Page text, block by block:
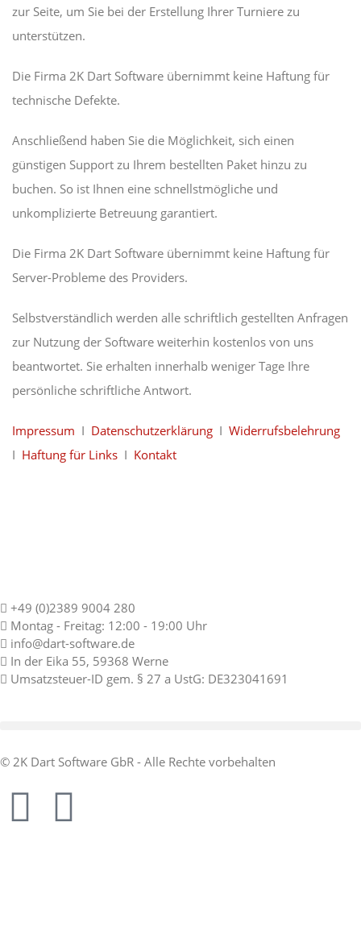
zur Seite, um Sie bei der Erstellung Ihrer Turniere zu
unterstützen.
Die Firma 2K Dart Software übernimmt keine Haftung für
technische Defekte.
Anschließend haben Sie die Möglichkeit, sich einen
günstigen Support zu Ihrem bestellten Paket hinzu zu
buchen. So ist Ihnen eine schnellstmögliche und
unkomplizierte Betreuung garantiert.
Die Firma 2K Dart Software übernimmt keine Haftung für
Server-Probleme des Providers.
Selbstverständlich werden alle schriftlich gestellten Anfragen
zur Nutzung der Software weiterhin kostenlos von uns
beantwortet. Sie erhalten innerhalb weniger Tage Ihre
persönliche schriftliche Antwort.
Impressum I Datenschutzerklärung I Widerrufsbelehrung
I Haftung für Links I Kontakt
+49 (0)2389 9004 280
Montag - Freitag: 12:00 - 19:00 Uhr
info@dart-software.de
In der Eika 55, 59368 Werne
Umsatzsteuer-ID gem. § 27 a UstG: DE323041691
© 2K Dart Software GbR - Alle Rechte vorbehalten